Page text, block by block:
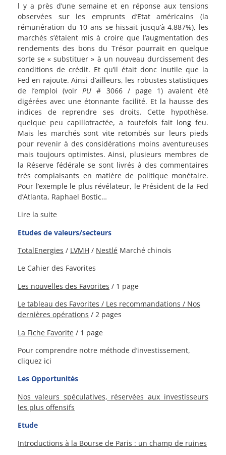
l y a près d’une semaine et en réponse aux tensions
observées sur les emprunts d’Etat américains (la
rémunération du 10 ans se hissait jusqu’à 4,887%), les
marchés s’étaient mis à croire que l’augmentation des
rendements des bons du Trésor pourrait en quelque
sorte se « substituer » à un nouveau durcissement des
conditions de crédit. Et qu’il était donc inutile que la
Fed en rajoute. Ainsi d’ailleurs, les robustes statistiques
de l’emploi (voirPU # 3066 / page 1) avaient été
digérées avec une étonnante facilité. Et la hausse des
indices de reprendre ses droits. Cette hypothèse,
quelque peu capillotractée, a toutefois fait long feu.
Mais les marchés sont vite retombés sur leurs pieds
pour revenir à des considérations moins aventureuses
mais toujours optimistes. Ainsi, plusieurs membres de
la Réserve fédérale se sont livrés à des commentaires
très complaisants en matière de politique monétaire.
Pour l’exemple le plus révélateur, le Président de la Fed
d’Atlanta, Raphael Bostic…
Lire la suite
Etudes de valeurs/secteurs
TotalEnergies / LVMH / Nestlé Marché chinois
Le Cahier des Favorites
Les nouvelles des Favorites / 1 page
Le tableau des Favorites / Les recommandations / Nos
dernières opérations / 2 pages
La Fiche Favorite / 1 page
Pour comprendre notre méthode d’investissement,
cliquez ici
Les Opportunités
Nos valeurs spéculatives, réservées aux investisseurs
les plus offensifs
Etude
Introductions à la Bourse de Paris : un champ de ruines